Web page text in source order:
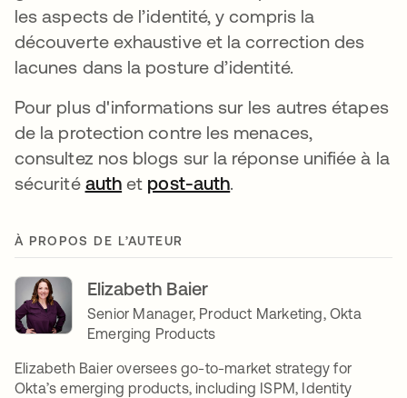
les aspects de l’identité, y compris la
découverte exhaustive et la correction des
lacunes dans la posture d’identité.
Pour plus d'informations sur les autres étapes
de la protection contre les menaces,
consultez nos blogs sur la réponse unifiée à la
sécurité auth s’ouvre dans un nouvel onglet
et post-auth
À PROPOS DE L’AUTEUR
Elizabeth Baier
Senior Manager, Product Marketing, Okta
Emerging Products
Elizabeth Baier oversees go-to-market strategy for
Okta’s emerging products, including ISPM, Identity